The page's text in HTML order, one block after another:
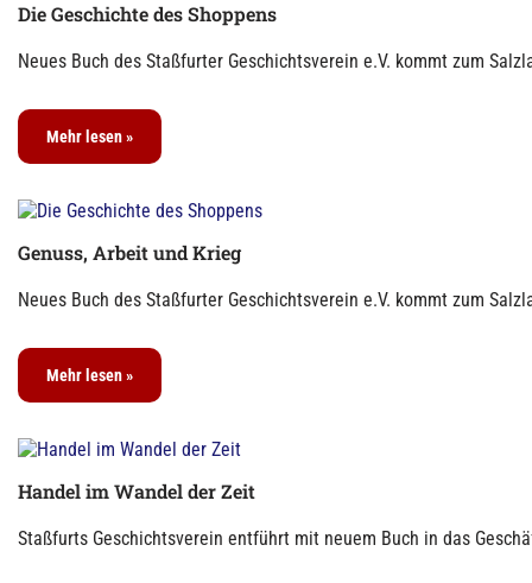
Die Geschichte des Shoppens
Neues Buch des Staßfurter Geschichtsverein e.V. kommt zum
Mehr lesen »
Genuss, Arbeit und Krieg
Neues Buch des Staßfurter Geschichtsverein e.V. kommt zum
Mehr lesen »
Handel im Wandel der Zeit
Staßfurts Geschichtsverein entführt mit neuem Buch in das